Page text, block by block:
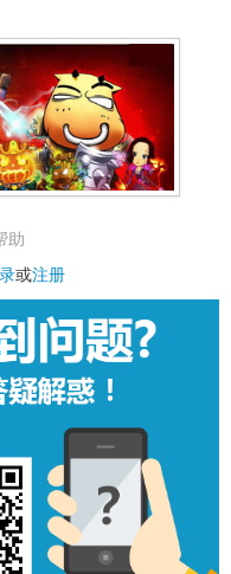
助
或注册